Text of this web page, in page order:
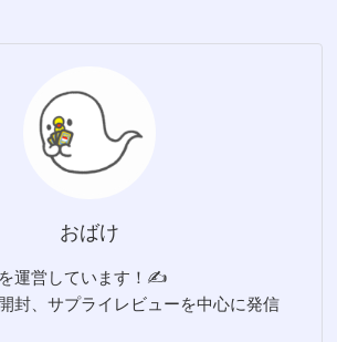
おばけ
運営しています！✍️
封、サプライレビューを中心に発信